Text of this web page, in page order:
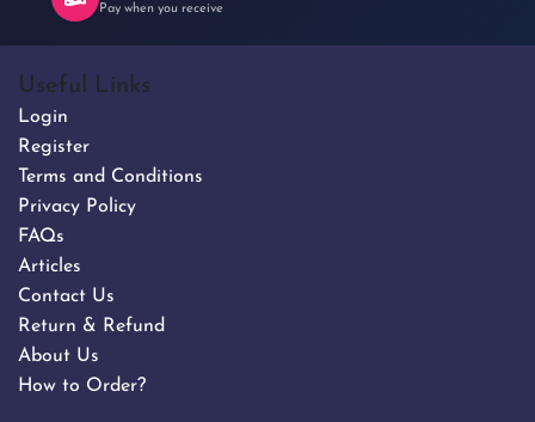
Pay when you receive
Useful Links
Login
Register
Terms and Conditions
Privacy Policy
FAQs
Articles
Contact Us
Return & Refund
About Us
How to Order?